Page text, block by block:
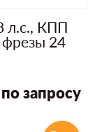
л.с., КПП
24
запросу